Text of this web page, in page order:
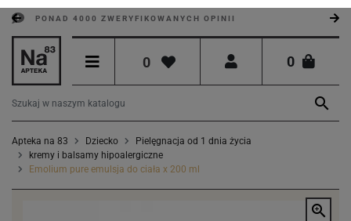
PONAD 4000 ZWERYFIKOWANYCH OPINII
0 0

Apteka na 83 Dziecko
Pielęgnacja od 1 dnia życia
kremy i balsamy hipoalergiczne
Emolium pure emulsja do ciała x 200 ml
